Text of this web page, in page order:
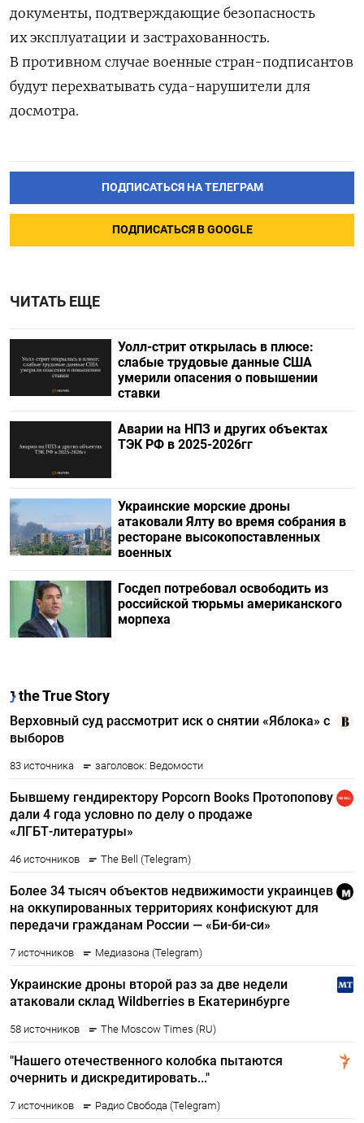
документы, подтверждающие безопасность
их эксплуатации и застрахованность.
В противном случае военные стран-подписантов
будут перехватывать суда-нарушители для
досмотра.
ПОДПИСАТЬСЯ НА ТЕЛЕГРАМ
ПОДПИСАТЬСЯ В GOOGLE
ЧИТАТЬ ЕЩЕ
Уолл-стрит открылась в плюсе:
слабые трудовые данные США
умерили опасения о повышении
ставки
Аварии на НПЗ и других объектах
ТЭК РФ в 2025-2026гг
Украинские морские дроны
атаковали Ялту во время собрания в
ресторане высокопоставленных
военных
Госдеп потребовал освободить из
российской тюрьмы американского
морпеха